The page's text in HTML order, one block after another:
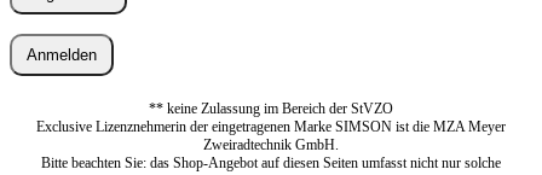
Anmelden
** keine Zulassung im Bereich der StVZO
Exclusive Lizenznehmerin der eingetragenen Marke SIMSON ist die MZA Meyer
Zweiradtechnik GmbH.
Bitte beachten Sie: das Shop-Angebot auf diesen Seiten umfasst nicht nur solche